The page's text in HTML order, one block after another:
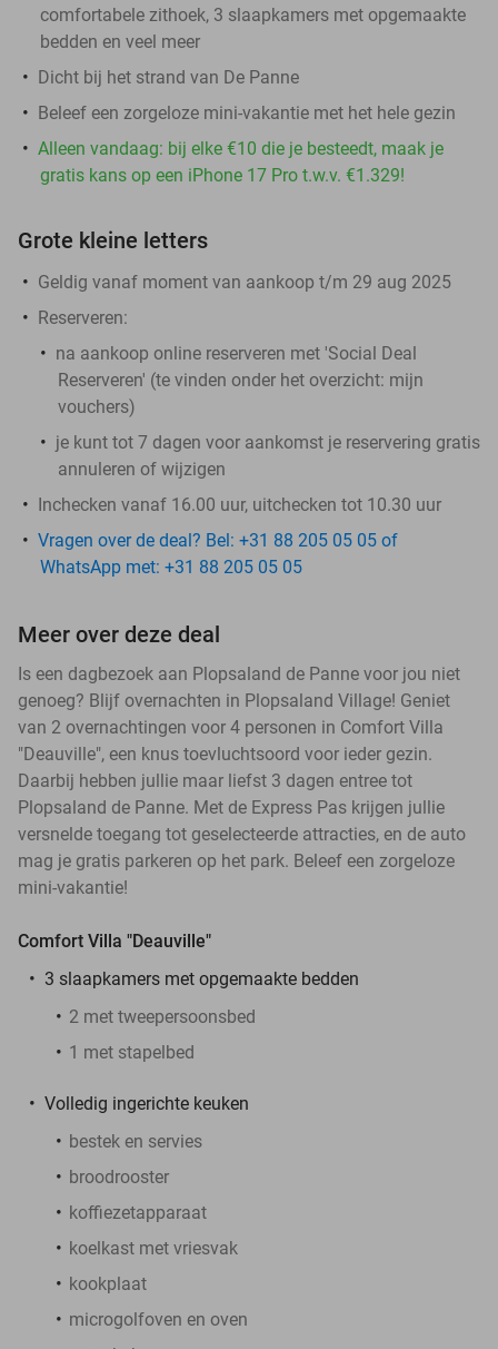
comfortabele zithoek, 3 slaapkamers met opgemaakte
bedden en veel meer
Dicht bij het strand van De Panne
Beleef een zorgeloze mini-vakantie met het hele gezin
Alleen vandaag: bij elke €10 die je besteedt, maak je
gratis kans op een iPhone 17 Pro t.w.v. €1.329!
Grote kleine letters
Geldig vanaf moment van aankoop t/m 29 aug 2025
Reserveren:
na aankoop online reserveren met 'Social Deal
Reserveren' (te vinden onder het overzicht: mijn
vouchers)
je kunt tot 7 dagen voor aankomst je reservering gratis
annuleren of wijzigen
Inchecken vanaf 16.00 uur, uitchecken tot 10.30 uur
Vragen over de deal? Bel: +31 88 205 05 05 of
WhatsApp met: +31 88 205 05 05
Meer over deze deal
Is een dagbezoek aan Plopsaland de Panne voor jou niet
genoeg? Blijf overnachten in Plopsaland Village! Geniet
van 2 overnachtingen voor 4 personen in Comfort Villa
"Deauville", een knus toevluchtsoord voor ieder gezin.
Daarbij hebben jullie maar liefst 3 dagen entree tot
Plopsaland de Panne. Met de Express Pas krijgen jullie
versnelde toegang tot geselecteerde attracties, en de auto
mag je gratis parkeren op het park. Beleef een zorgeloze
mini-vakantie!
Comfort Villa "Deauville"
3 slaapkamers met opgemaakte bedden
2 met tweepersoonsbed
1 met stapelbed
Volledig ingerichte keuken
bestek en servies
broodrooster
koffiezetapparaat
koelkast met vriesvak
kookplaat
microgolfoven en oven